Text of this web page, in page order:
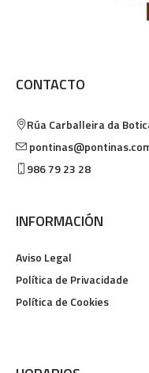
CONTACTO
Rúa Carballeira da
986 79 23 28
INFORMACIÓN
Aviso Legal
Política de Privacidade
Política de Cookies